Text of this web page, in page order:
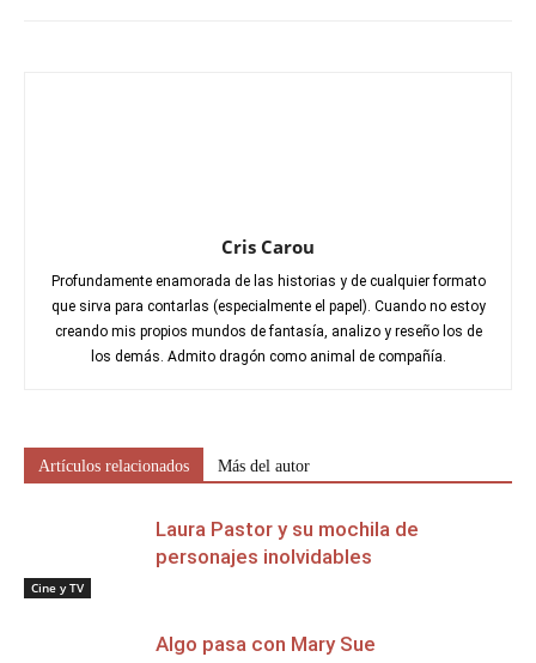
Cris Carou
Profundamente enamorada de las historias y de cualquier formato
que sirva para contarlas (especialmente el papel). Cuando no estoy
creando mis propios mundos de fantasía, analizo y reseño los de
los demás. Admito dragón como animal de compañía.
Artículos relacionados Más del autor
Cine y TV
Laura Pastor y su mochila de
personajes inolvidables
Algo pasa con Mary Sue